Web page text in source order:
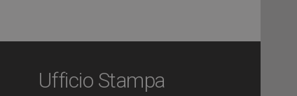
Ufficio Stampa